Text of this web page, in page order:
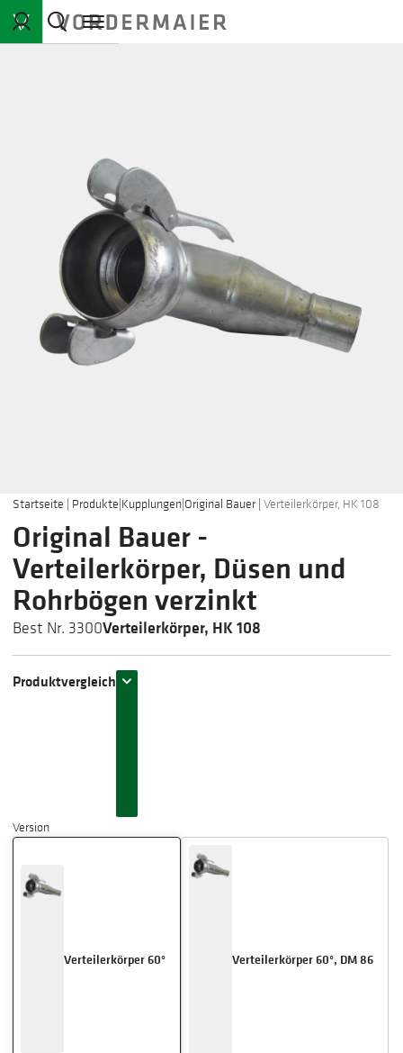
Startseite | Produkte|Kupplungen|Original Bauer | Verteilerkörper, HK 108
Original Bauer -
Verteilerkörper, Düsen und
Rohrbögen verzinkt
Best Nr. 3300Verteilerkörper, HK 108
Produktvergleich
Version
Verteilerkörper 60° Verteilerkörper 60°, DM 86